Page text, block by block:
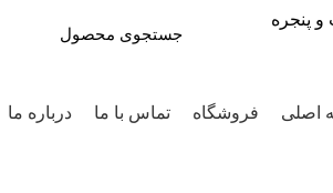
اصلی فروشگاه تماس با ما درباره ما